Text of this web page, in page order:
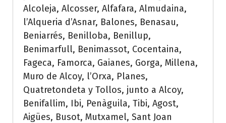
Alcoleja, Alcosser, Alfafara, Almudaina,
l’Alqueria d’Asnar, Balones, Benasau,
Beniarrés, Benilloba, Benillup,
Benimarfull, Benimassot, Cocentaina,
Fageca, Famorca, Gaianes, Gorga, Millena,
Muro de Alcoy, l’Orxa, Planes,
Quatretondeta y Tollos, junto a Alcoy,
Benifallim, Ibi, Penàguila, Tibi, Agost,
Aigües, Busot, Mutxamel, Sant Joan